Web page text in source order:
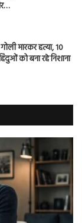
मारकर हत्या, 10
को बना रहे निशाना